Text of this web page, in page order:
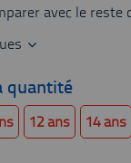
avec le
quantité
12 ans 14 ans